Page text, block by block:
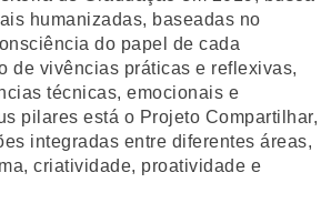
humanizadas, baseadas no
do papel de cada
de vivências práticas e reflexivas,
técnicas, emocionais e
pilares está o Projeto Compartilhar,
integradas entre diferentes áreas,
criatividade, proatividade e